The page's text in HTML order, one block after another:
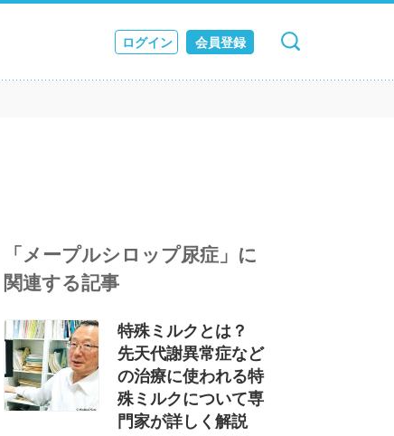
ログイン 会員登録
検索 キャンセル
「メープルシロップ尿症」に
関連する記事
特殊ミルクとは？
先天代謝異常症など
の治療に使われる特
殊ミルクについて専
門家が詳しく解説